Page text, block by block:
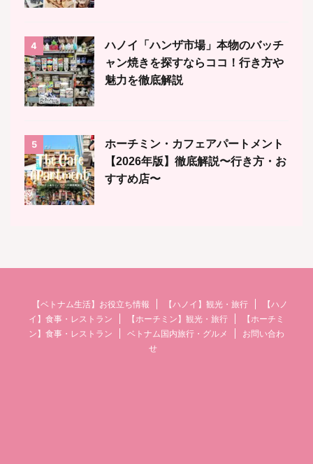
4
ハノイ「ハンザ市場」本物のバッチ
ャン焼きを探すならココ！行き方や
魅力を徹底解説
5
ホーチミン・カフェアパートメント
【2026年版】徹底解説〜行き方・お
すすめ店〜
【ベトナム生活】お役立ち情報 【ハノイ】観光・旅行
【ハノ
イ】食事・レストラン
【ホーチミン】観光・旅行
【ホーチミ
ン】食事・レストラン
ベトナム国内旅行・グルメ
お問い合わ
せ